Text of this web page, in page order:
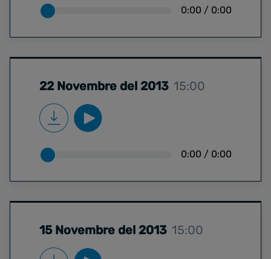
0:00 / 0:00
22 Novembre del 2013 15:00
0:00 / 0:00
15 Novembre del 2013 15:00